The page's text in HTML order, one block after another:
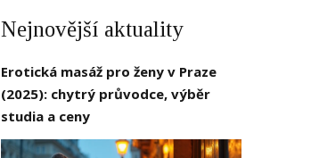
Nejnovější aktuality
Erotická masáž pro ženy v Praze
(2025): chytrý průvodce, výběr
studia a ceny